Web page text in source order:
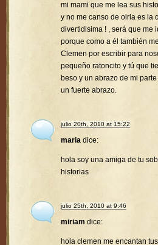
mi mami que me lea sus
y no me canso de oirla es la
divertidisima ! , será que me
porque como a él también
Clemen por escribir para
pequeño ratoncito y tú que
beso y un abrazo de mi
un fuerte abrazo.
julio 20th, 2010 at 15:22
maria dice:
hola soy una amiga de tu
historias
julio 25th, 2010 at 9:46
miriam dice:
hola clemen me encantan